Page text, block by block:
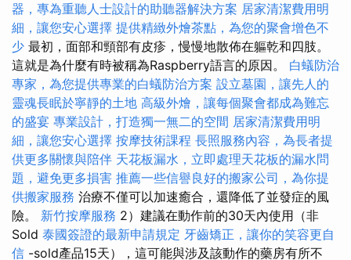
器，專為重聽人士設計的助聽器解決方案 居家清潔費用明
細，讓您安心選擇 提供精緻外燴茶點，為您的聚會增色不
少 最初，面部和頸部有皮疹，慢慢地散佈在軀乾和四肢。
這就是為什麼有時被稱為Raspberry語言的原因。 白蟻防治
專家，為您提供專業的白蟻防治方案 設立墓園，讓先人的
靈魂長眠於寧靜的土地 高級外燴，讓每個聚會都成為難忘
的盛宴 專業設計，打造獨一無二的空間 居家清潔費用明
細，讓您安心選擇 按摩技術課程 長照服務內容，為長者提
供更多關懷與陪伴 天花板漏水，立即處理天花板的漏水問
題，避免更多損害 推薦一些信譽良好的搬家公司，為你提
供搬家服務 治療不僅可以加速癒合，還降低了並發症的風
險。 新竹按摩服務 2）建議在動作前的30天內使用（非
Sold 泰國簽證的最新申請規定 牙齒矯正，讓你的笑容更自
信 -sold產品15天），這可能與涉及該動作的藥房有所不